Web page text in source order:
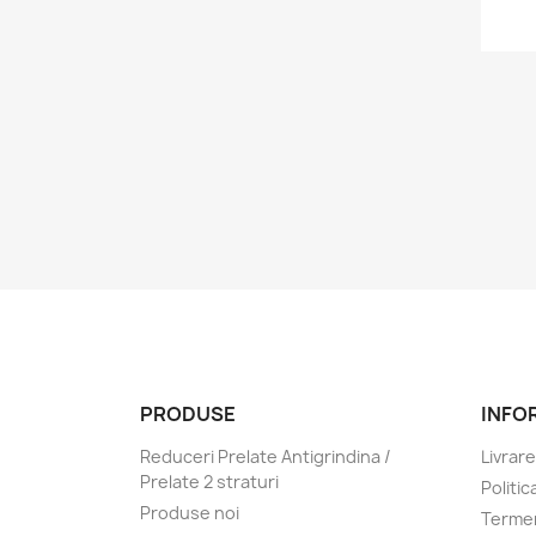
PRODUSE
Reduceri Prelate Antigrindina /
Prelate 2 straturi
Produse noi